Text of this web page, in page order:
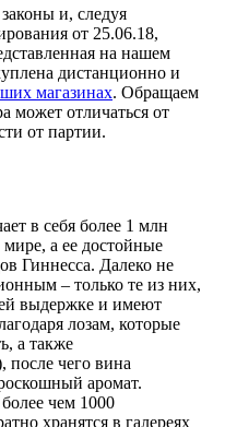
и, следуя
от 25.06.18,
на нашем
дистанционно и
магазинах. Обращаем
может отличаться от
от партии.
в себя более 1 млн
а ее достойные
Гиннесса. Далеко не
– только те из них,
выдержке и имеют
лозам, которые
а также
после чего вина
аромат.
чем 1000
хранятся в галереях